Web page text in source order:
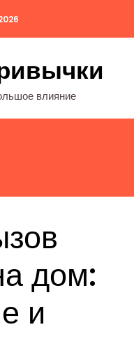
влияние
дом:
и